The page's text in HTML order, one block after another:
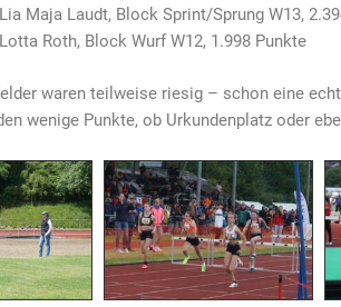
Maja Laudt, Block Sprint/Sprung W13,
Roth, Block Wurf W12, 1.998 Punkte
waren teilweise riesig – schon eine
wenige Punkte, ob Urkundenplatz oder